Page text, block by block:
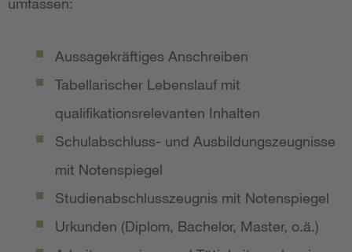
Aussagekräftiges Anschreiben
Tabellarischer Lebenslauf mit
qualifikationsrelevanten Inhalten
Schulabschluss- und Ausbildungszeugnisse
mit Notenspiegel
Studienabschlusszeugnis mit Notenspiegel
Urkunden (Diplom, Bachelor, Master, o.ä.)